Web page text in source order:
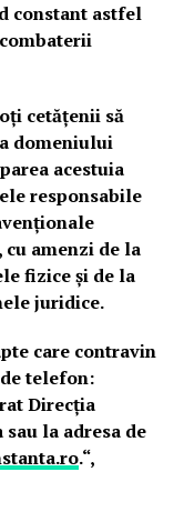
constant astfel
cetățenii să
domeniului
acestuia
responsabile
amenzi de la
fizice şi de la
juridice.
care contravin
telefon:
Direcția
la adresa de
.“,